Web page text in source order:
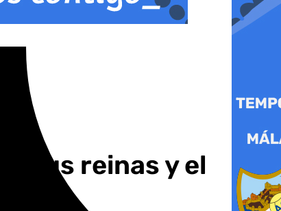
sus reinas y el